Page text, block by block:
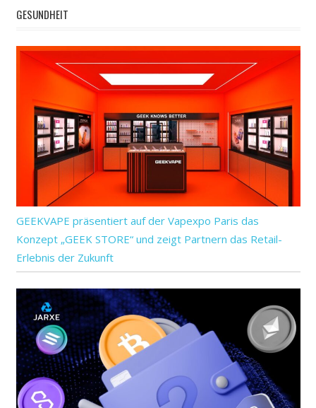
GESUNDHEIT
GEEKVAPE präsentiert auf der Vapexpo Paris das
Konzept „GEEK STORE“ und zeigt Partnern das Retail-
Erlebnis der Zukunft